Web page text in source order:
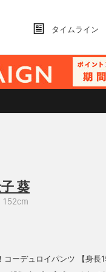
タイムライン
葵
152cm
コーデュロイパンツ 【身長